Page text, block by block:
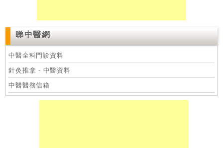
睇中醫網
中醫全科門診資料
針灸推拿 - 中醫資料
中醫醫務信箱